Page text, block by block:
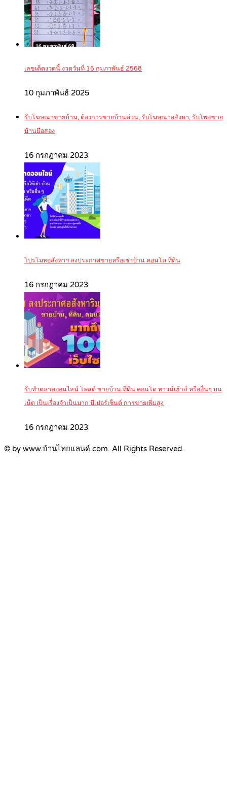
เลขเด็ดงวดนี้ งวดวันที่ 16 กุมภาพันธ์ 2568
10 กุมภาพันธ์ 2025
รับโฆษณาขายบ้าน, ต้องการขายบ้านด่วน, รับโฆษณาอสังหา, รับโพสขาย
บ้านมือสอง
16 กรกฎาคม 2023
โปรโมทอสังหาฯ ลงประกาศขายหรือเช่าบ้าน คอนโด ที่ดิน
16 กรกฎาคม 2023
รับทำตลาดออนไลน์ โพสต์ ขายบ้าน ที่ดิน คอนโด ทาวน์เฮ้าส์ หรืออื่นๆ บน
เน็ต เป็นเรื่องจำเป็นมาก มีเปอร์เซ็นต์ การขายเพิ่มสูง
16 กรกฎาคม 2023
© by www.บ้านไทยแลนด์.com. All Rights Reserved.